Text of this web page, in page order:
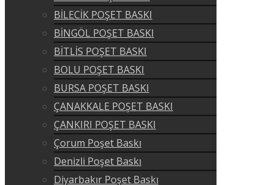
BİLECİK POŞET BASKI
BİNGÖL POŞET BASKI
BİTLİS POŞET BASKI
BOLU POŞET BASKI
BURSA POŞET BASKI
ÇANAKKALE POŞET BASKI
ÇANKIRI POŞET BASKI
Çorum Poşet Baskı
Denizli Poşet Baskı
Diyarbakır Poşet Baskı